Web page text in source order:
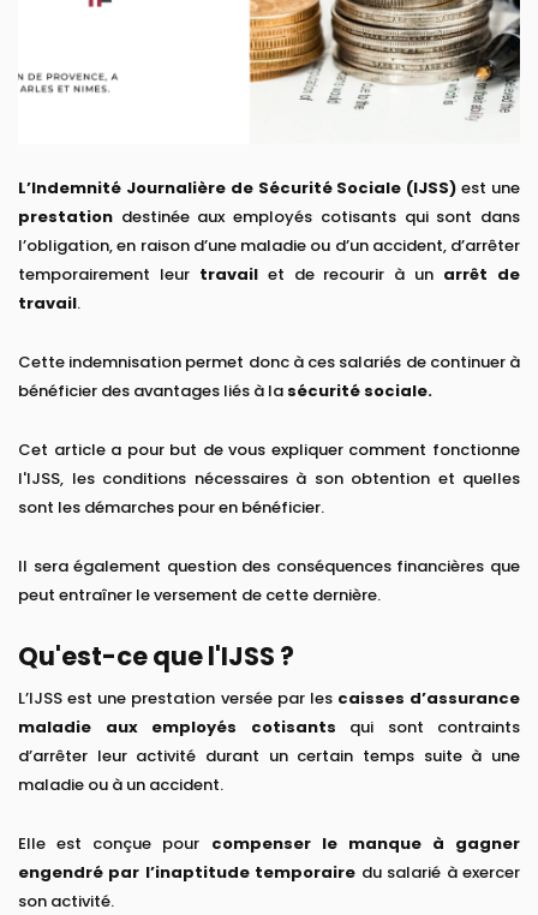
L’Indemnité Journalière de Sécurité Sociale (IJSS) est une
prestation destinée aux employés cotisants qui sont dans
l’obligation, en raison d’une maladie ou d’un accident, d’arrêter
temporairement leur travailet de recourir à un arrêt de
travail.
Cette indemnisation permet donc à ces salariés de continuer à
bénéficier des avantages liés à la sécurité sociale.
Cet article a pour but de vous expliquer comment fonctionne
l'IJSS, les conditions nécessaires à son obtention et quelles
sont les démarches pour en bénéficier.
Il sera également question des conséquences financières que
peut entraîner le versement de cette dernière.
Qu'est-ce que l'IJSS ?
L’IJSS est une prestation versée par les caisses d’assurance
maladie aux employés cotisants qui sont contraints
d’arrêter leur activité durant un certain temps suite à une
maladie ou à un accident.
Elle est conçue pour compenser le manque à gagner
engendré par l’inaptitude temporaire du salarié à exercer
son activité.